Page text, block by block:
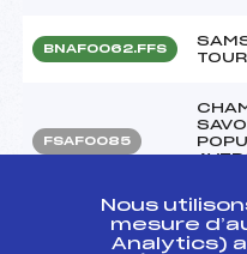
BNAF0062.FFS
FSAF0085
BNAF0054.FFS
Nous
mesure
Analytics)